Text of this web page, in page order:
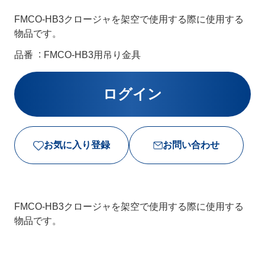
FMCO-HB3クロージャを架空で使用する際に使用する
物品です。
品番 FMCO-HB3用吊り金具
お気に入り登録 お問い合わせ
FMCO-HB3クロージャを架空で使用する際に使用する
物品です。